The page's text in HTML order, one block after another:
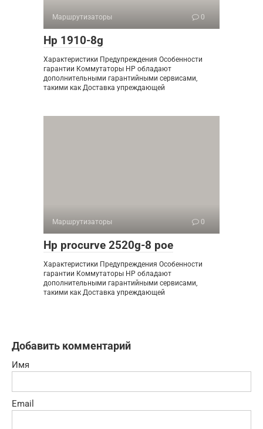
Маршрутизаторы 0
Hp 1910-8g
Характеристики Предупреждения Особенности
гарантии Коммутаторы HP обладают
дополнительными гарантийными сервисами,
такими как Доставка упреждающей
Маршрутизаторы 0
Hp procurve 2520g-8 poe
Характеристики Предупреждения Особенности
гарантии Коммутаторы HP обладают
дополнительными гарантийными сервисами,
такими как Доставка упреждающей
Добавить комментарий
Имя
Email